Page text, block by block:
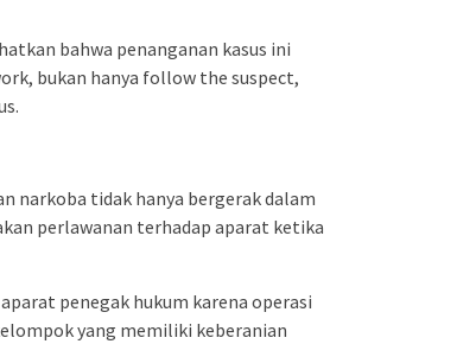
bahwa penanganan kasus ini
bukan hanya follow the suspect,
narkoba tidak hanya bergerak dalam
perlawanan terhadap aparat ketika
penegak hukum karena operasi
yang memiliki keberanian